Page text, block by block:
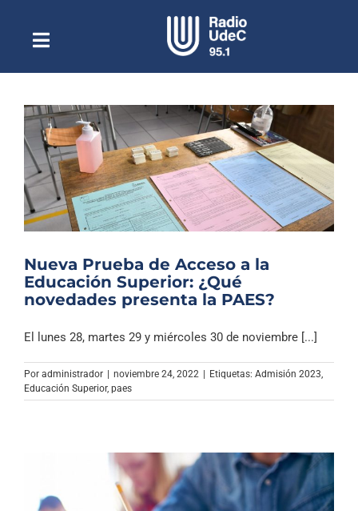
contenidoToggle
NavigationEscuchar Radio UdeC en vivo
Quiénes Somos
Programación
Podcast
Noticias
Columnas
Música Clásica
Especiales
Archivo Sonoro
Nueva Prueba de Acceso a la
Educación Superior: ¿Qué
novedades presenta la PAES?
El lunes 28, martes 29 y miércoles 30 de noviembre [...]
Por administrador | noviembre 24, 2022 | Etiquetas: Admisión 2023
Educación Superior, paes